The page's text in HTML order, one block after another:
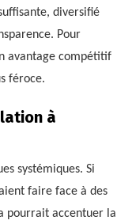
diversifié
Pour
avantage compétitif
féroce.
à
systémiques. Si
faire face à des
pourrait accentuer la